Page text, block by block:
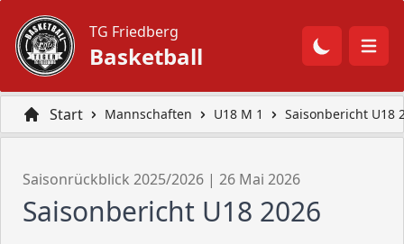
TG Friedberg
Basketball
Start Mannschaften U18 M 1 Saisonbericht U18
Saisonrückblick 2025/2026 | 26 Mai 2026
Saisonbericht U18 2026